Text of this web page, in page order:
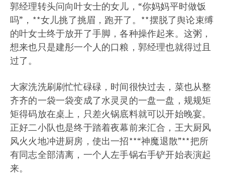
郭经理转头问向叶女士的女儿，“你妈妈平时做饭
吗”，**女儿挑了挑眉，跑开了。**摆脱了舆论束缚
的叶女士终于放开了手脚，各种操作起来。这粥，
想来也只是建彤一个人的口粮，郭经理也就得过且
过了。
大家洗洗刷刷忙忙碌碌，时间很快过去，菜也从整
齐齐的一袋一袋变成了水灵灵的一盘一盘，规规矩
矩得码放在桌上，只差火锅底料就可以开始晚宴。
正好二小队也是终于踏着夜幕前来汇合，王大厨风
风火火地冲进厨房，使出一招**“神魔退散”**把所
有同志全部清离，一个人左手锅右手铲开始表演起
来。